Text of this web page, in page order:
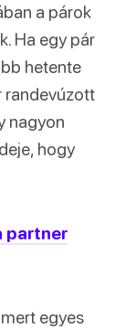
a párok
Ha egy pár
hetente
randevúzott
nagyon
hogy
partner
egyes